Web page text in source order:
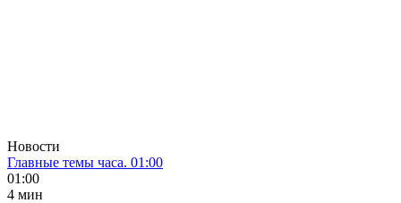
Новости
Главные темы часа. 01:00
01:00
4 мин